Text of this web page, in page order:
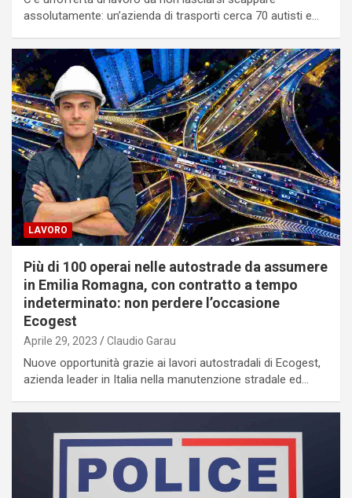
assolutamente: un’azienda di trasporti cerca 70 autisti e…
LAVORO
Più di 100 operai nelle autostrade da assumere
in Emilia Romagna, con contratto a tempo
indeterminato: non perdere l’occasione
Ecogest
Aprile 29, 2023 Claudio Garau
Nuove opportunità grazie ai lavori autostradali di Ecogest,
azienda leader in Italia nella manutenzione stradale ed…